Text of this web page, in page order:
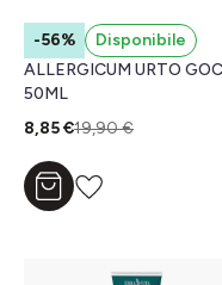
-56%
Disponibile
ALLERGICUM URTO
50ML
8,85 €19,90 €
Aggiungi al carrello